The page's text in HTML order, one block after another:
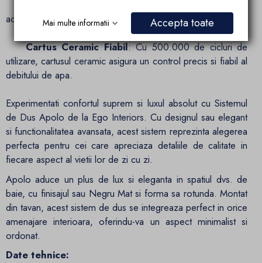
acoperire generoasa si uniforma pentru fiecare dus.
Cartus Ceramic Fiabil: Cu 500.000 de cicluri de
utilizare, cartusul ceramic asigura un control precis si fiabil al
debitului de apa.
Experimentati confortul suprem si luxul absolut cu Sistemul
de Dus Apolo de la Ego Interiors. Cu designul sau elegant
si functionalitatea avansata, acest sistem reprezinta alegerea
perfecta pentru cei care apreciaza detaliile de calitate in
fiecare aspect al vietii lor de zi cu zi.
Apolo aduce un plus de lux si eleganta in spatiul dvs. de
baie, cu finisajul sau Negru Mat si forma sa rotunda. Montat
din tavan, acest sistem de dus se integreaza perfect in orice
amenajare interioara, oferindu-va un aspect minimalist si
ordonat.
Date tehnice:
Mai multe informatii Accepta toate